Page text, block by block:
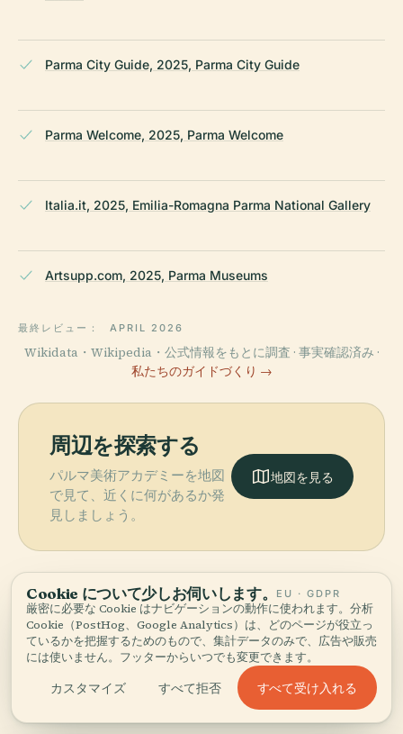
Parma City Guide, 2025, Parma City Guide
Parma Welcome, 2025, Parma Welcome
Italia.it, 2025, Emilia-Romagna Parma National Gallery
Artsupp.com, 2025, Parma Museums
最終レビュー： APRIL 2026
Wikidata・Wikipedia・公式情報をもとに調査 · 事実確認済み ·
私たちのガイドづくり →
周辺を探索する
パルマ美術アカデミーを地図
で見て、近くに何があるか発
見しましょう。
地図を見る
More inパルマ.
発見すべき21スポット — いくつかは組み合わせる価値があ
ります。
パルマ大聖堂
PLACE
パルマ洗礼堂
パラッツォ・デ
PLACE
スタディオ・エ
ンニオ・タルデ
Cookie について少しお伺いします。 EU · GDPR
厳密に必要な Cookie はナビゲーションの動作に使われます。分析
Cookie（PostHog、Google Analytics）は、どのページが役立っ
ているかを把握するためのもので、集計データのみで、広告や販売
には使いません。フッターからいつでも変更できます。
カスタマイズ すべて拒否 すべて受け入れる